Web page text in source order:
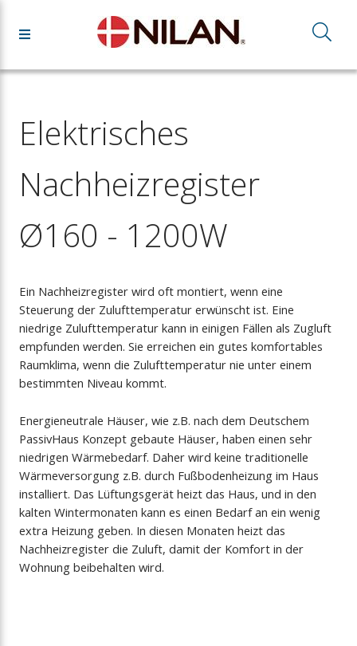
Elektrisches
Nachheizregister
Ø160 - 1200W
Ein Nachheizregister wird oft montiert, wenn eine
Steuerung der Zulufttemperatur erwünscht ist. Eine
niedrige Zulufttemperatur kann in einigen Fällen als Zugluft
empfunden werden. Sie erreichen ein gutes komfortables
Raumklima, wenn die Zulufttemperatur nie unter einem
bestimmten Niveau kommt.
Energieneutrale Häuser, wie z.B. nach dem Deutschem
PassivHaus Konzept gebaute Häuser, haben einen sehr
niedrigen Wärmebedarf. Daher wird keine traditionelle
Wärmeversorgung z.B. durch Fußbodenheizung im Haus
installiert. Das Lüftungsgerät heizt das Haus, und in den
kalten Wintermonaten kann es einen Bedarf an ein wenig
extra Heizung geben. In diesen Monaten heizt das
Nachheizregister die Zuluft, damit der Komfort in der
Wohnung beibehalten wird.